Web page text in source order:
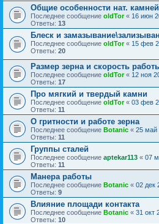
Общие особенности нат.
Последнее сообщение oldTor« 16 июн
Ответы: 13
Блеск и
Последнее сообщение oldTor« 15 фев
Ответы: 20
Размер зерна и скорость
Последнее сообщение oldTor« 12 ноя
Ответы: 17
Про мягкий и твердый камни
Последнее сообщение oldTor« 03 фев
Ответы: 11
О гритности и работе зерна
Последнее сообщение Botanic « 25 май
Ответы: 11
Группы сталей
Последнее сообщение aptekar113 « 07
Ответы: 11
Манера работы
Последнее сообщение Botanic « 02 дек
Ответы: 9
Влияние площади контакта
Последнее сообщение Botanic « 31 окт
Ответы: 10